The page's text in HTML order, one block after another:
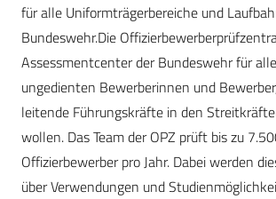
für alle Uniformträgerbereiche und
Bundeswehr.Die
Assessmentcenter der Bundeswehr für
ungedienten Bewerberinnen und
leitende Führungskräfte in den
wollen. Das Team der OPZ prüft bis zu
Offizierbewerber pro Jahr. Dabei werden
über Verwendungen und